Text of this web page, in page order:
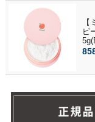
ピ